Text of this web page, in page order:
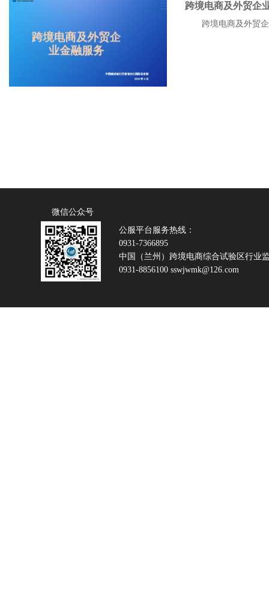
跨境电商及外贸企
跨境电商及外贸
微信公众号
公服平台服务热线：
0931-7366895
中国（兰州）跨境电商综合试验区行业
0931-8856100 sswjwmk@126.com